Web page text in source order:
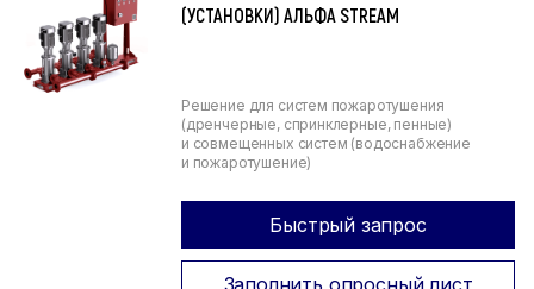
(УСТАНОВКИ) АЛЬФА STREAM
Решение для систем пожаротушения
(дренчерные, спринклерные, пенные)
и совмещенных систем (водоснабжение
и пожаротушение)
Быстрый запрос
Заполнить опросный лист